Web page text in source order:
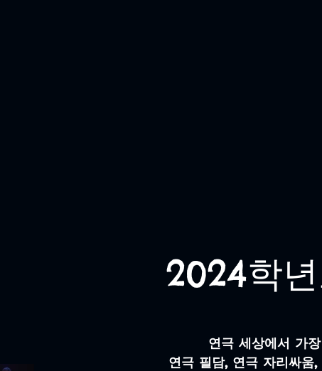
2024학
연극 세상에서 가
연극 필담, 연극 자리싸움